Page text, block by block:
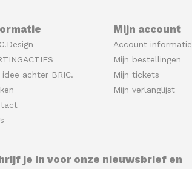
idee achter BRIC.
Mijn account
Account informatie
Mijn bestellingen
Mijn tickets
Mijn verlanglijst
je in voor onze nieuwsbrief en